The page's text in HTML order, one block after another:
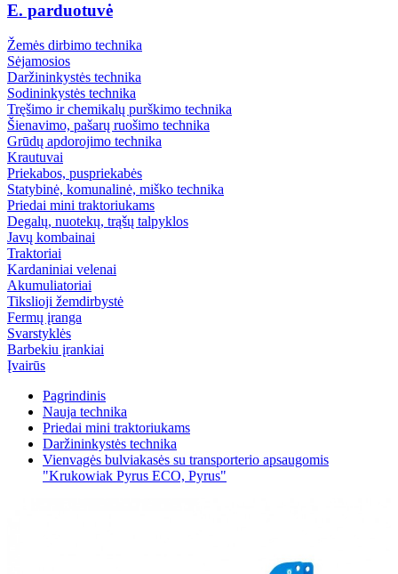
E. parduotuvė
Žemės dirbimo technika
Sėjamosios
Daržininkystės technika
Sodininkystės technika
Tręšimo ir chemikalų purškimo technika
Šienavimo, pašarų ruošimo technika
Grūdų apdorojimo technika
Krautuvai
Priekabos, puspriekabės
Statybinė, komunalinė, miško technika
Priedai mini traktoriukams
Degalų, nuotekų, trąšų talpyklos
Javų kombainai
Traktoriai
Kardaniniai velenai
Akumuliatoriai
Tikslioji žemdirbystė
Fermų įranga
Svarstyklės
Barbekiu įrankiai
Įvairūs
Pagrindinis
Nauja technika
Priedai mini traktoriukams
Daržininkystės technika
Vienvagės bulviakasės su transporterio apsaugomis
"Krukowiak Pyrus ECO, Pyrus"